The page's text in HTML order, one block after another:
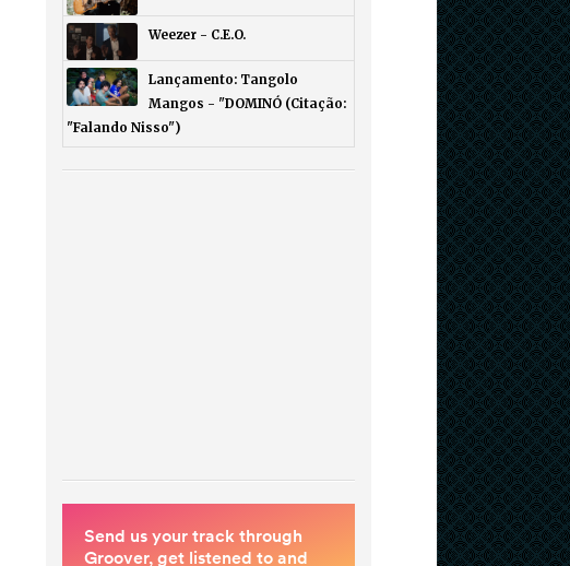
Weezer - C.E.O.
Lançamento: Tangolo
Mangos - "DOMINÓ (Citação:
"Falando Nisso")